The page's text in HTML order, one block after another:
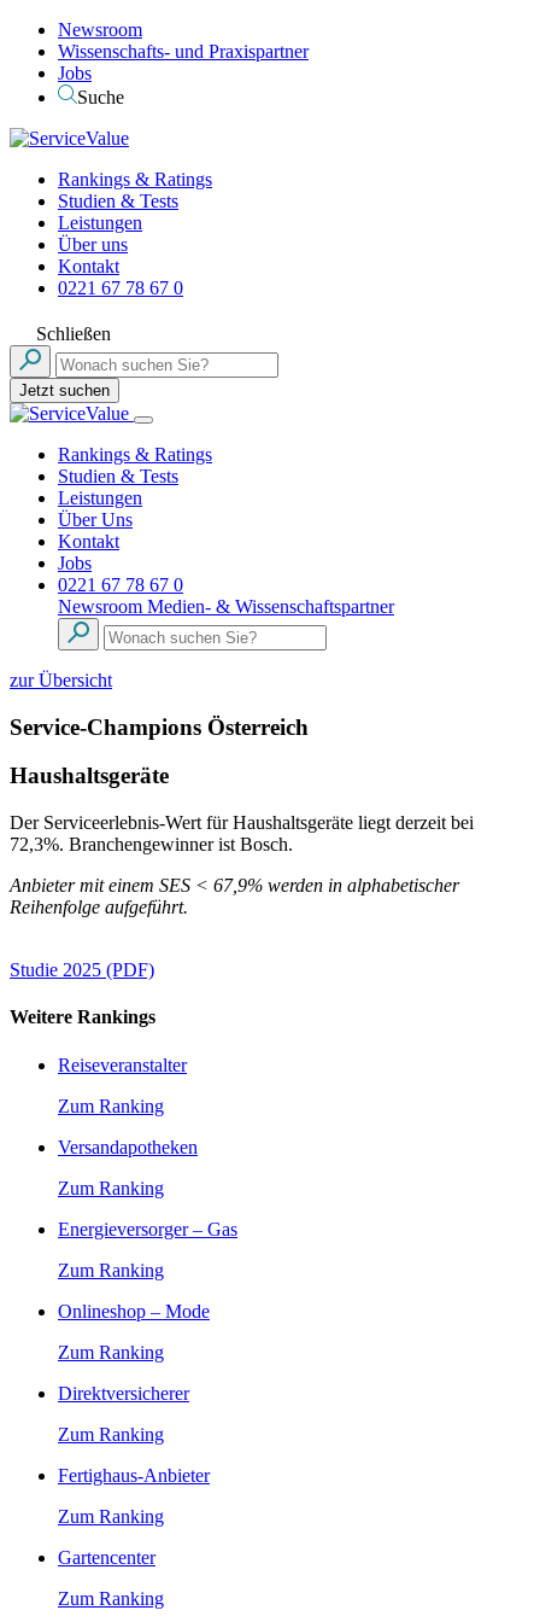
Newsroom
Wissenschafts- und Praxispartner
Jobs
Suche
Rankings & Ratings
Studien & Tests
Leistungen
Über uns
Kontakt
0221 67 78 67 0
Schließen
Jetzt suchen
Rankings & Ratings
Studien & Tests
Leistungen
Über Uns
Kontakt
Jobs
0221 67 78 67 0
Newsroom Medien- & Wissenschaftspartner
zur Übersicht
Service-Champions Österreich
Haushaltsgeräte
Der Serviceerlebnis-Wert für Haushaltsgeräte liegt derzeit bei
72,3%. Branchengewinner ist Bosch.
Anbieter mit einem SES < 67,9% werden in alphabetischer
Reihenfolge aufgeführt.
Studie 2025 (PDF)
Weitere Rankings
Reiseveranstalter
Zum Ranking
Versandapotheken
Zum Ranking
Energieversorger – Gas
Zum Ranking
Onlineshop – Mode
Zum Ranking
Direktversicherer
Zum Ranking
Fertighaus-Anbieter
Zum Ranking
Gartencenter
Zum Ranking